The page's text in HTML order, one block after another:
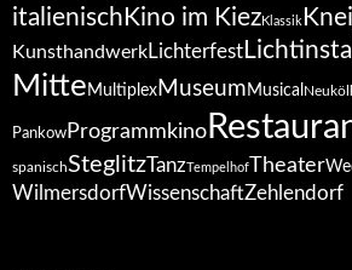
italienisch Kino im KiezKlassik
KunsthandwerkLichterfest
Mitte Multiplex Museum Musical
Pankow Programmkino
spanischSteglitzTanzTempelhofTheater
WilmersdorfWissenschaftZehlendorf